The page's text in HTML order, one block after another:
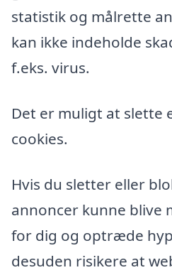
statistik og målrette
kan ikke indeholde
f.eks. virus.
Det er muligt at slette
cookies.
Hvis du sletter eller
annoncer kunne blive
for dig og optræde
desuden risikere at